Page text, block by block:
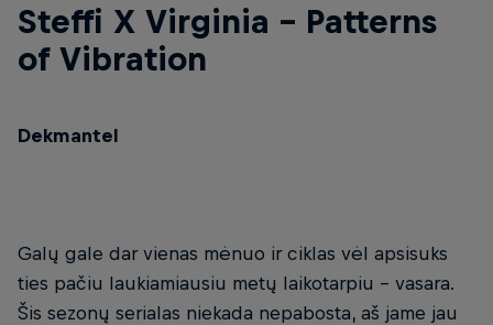
Steffi X Virginia - Patterns
of Vibration
Dekmantel
Galų gale dar vienas mėnuo ir ciklas vėl apsisuks
ties pačiu laukiamiausiu metų laikotarpiu - vasara.
Šis sezonų serialas niekada nepabosta, aš jame jau